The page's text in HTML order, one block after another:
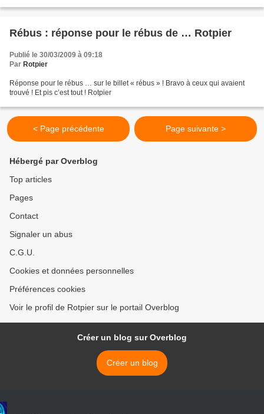
Rébus : réponse pour le rébus de … Rotpier
Publié le 30/03/2009 à 09:18
Par Rotpier
Réponse pour le rébus … sur le billet « rébus » ! Bravo à ceux qui avaient
trouvé ! Et pis c’est tout ! Rotpier
< Page précédente Page suivante >
Hébergé par Overblog
Top articles
Pages
Contact
Signaler un abus
C.G.U.
Cookies et données personnelles
Préférences cookies
Voir le profil de Rotpier sur le portail Overblog
Créer un blog sur Overblog
Créer un blog